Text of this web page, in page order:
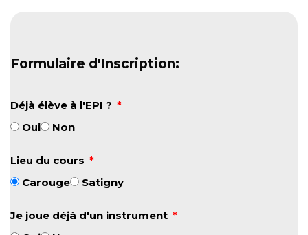
Formulaire d'Inscription:
Déjà élève à l'EPI ?
Oui
Non
Lieu du cours
Carouge
Satigny
Je joue déjà d'un instrument